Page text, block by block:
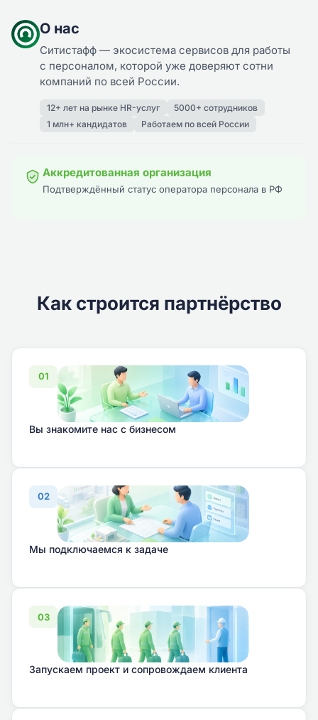
О нас
Ситистафф — экосистема сервисов для работы
с персоналом, которой уже доверяют сотни
компаний по всей России.
12+ лет на рынке HR-услуг
5000+ сотрудников
1 млн+ кандидатов
Работаем по всей России
Аккредитованная организация
Подтверждённый статус оператора персонала в РФ
Как строится партнёрство
01
Вы знакомите нас с бизнесом
02
Мы подключаемся к задаче
03
Запускаем проект и сопровождаем клиента